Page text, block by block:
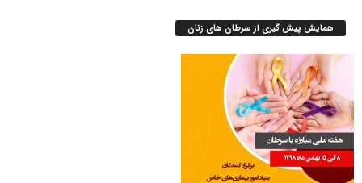
همایش پیش گیری از سرطان های زنان